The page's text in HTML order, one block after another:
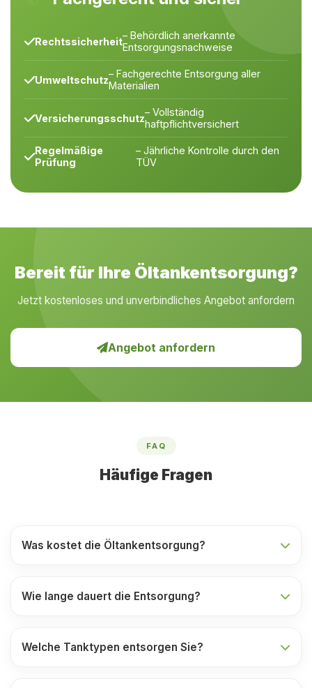
Rechtssicherheit– Behördlich anerkannte
Entsorgungsnachweise
Umweltschutz– Fachgerechte Entsorgung aller
Materialien
Versicherungsschutz– Vollständig
haftpflichtversichert
Regelmäßige
Prüfung
– Jährliche Kontrolle durch den
TÜV
Bereit für Ihre Öltankentsorgung?
Jetzt kostenloses und unverbindliches Angebot anfordern
Angebot anfordern
FAQ
Häufige Fragen
Was kostet die Öltankentsorgung?
Wie lange dauert die Entsorgung?
Welche Tanktypen entsorgen Sie?